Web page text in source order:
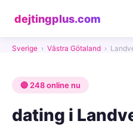
dejtingplus.com
Sverige › Västra Götaland ›
🔴 248 online nu
dating i